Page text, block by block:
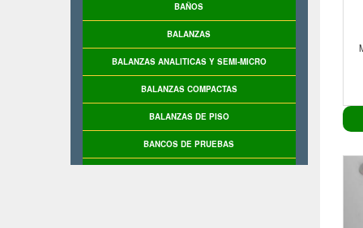
BAÑOS
BALANZAS
BALANZAS ANALITICAS Y SEMI-MICRO
BALANZAS COMPACTAS
BALANZAS DE PISO
BANCOS DE PRUEBAS